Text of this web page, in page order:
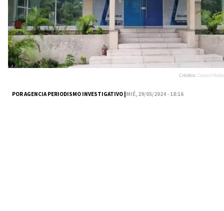
POR AGENCIA PERIODISMO INVESTIGATIVO |MIÉ, 29/05/2024 - 18:16
Créditos:Caracol Radio